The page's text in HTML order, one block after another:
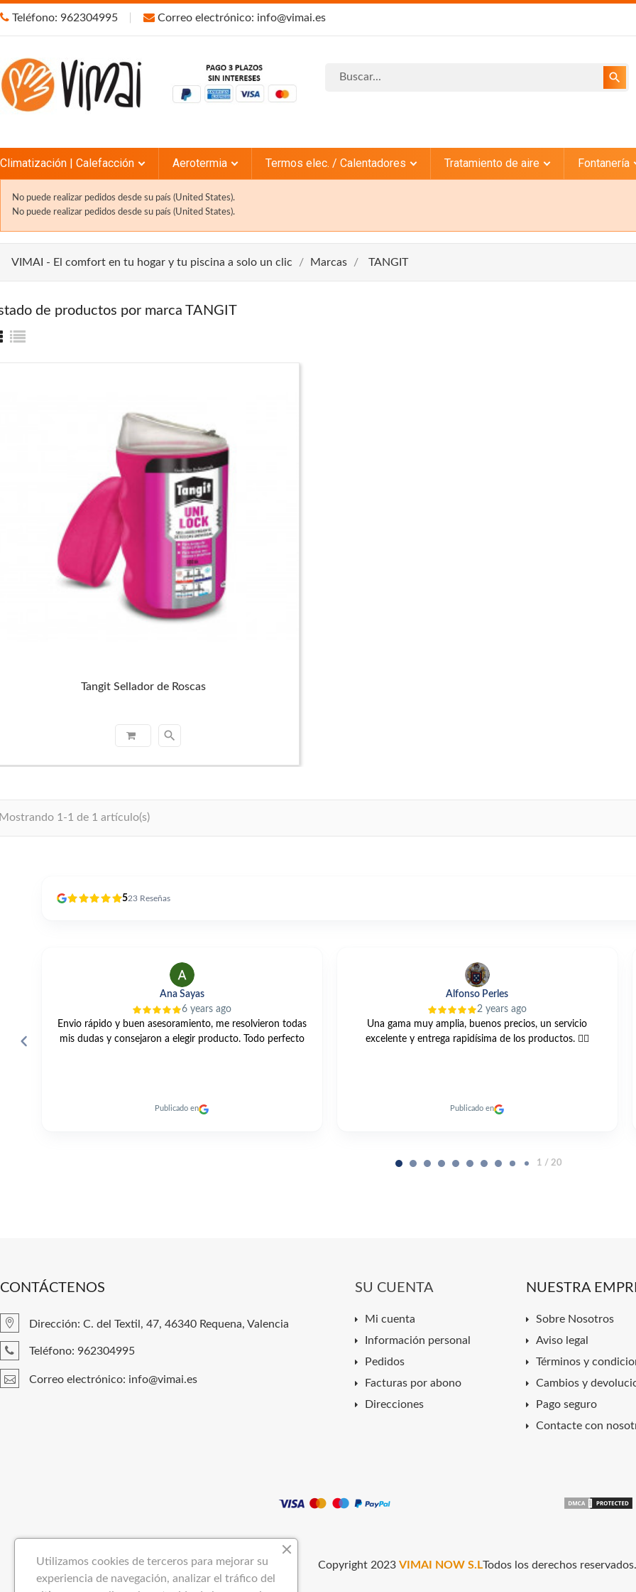
Teléfono: 962304995 Correo electrónico: info@vimai.es
search
Climatización | Calefacción Aerotermia Termos elec. / Calentadores Tratamiento de aire Fontanería
No puede realizar pedidos desde su país (United States).
No puede realizar pedidos desde su país (United States).
VIMAI - El comfort en tu hogar y tu piscina a solo un clic Marcas TANGIT
de productos por marca TANGIT
Tangit Sellador de Roscas
search
1-1 de 1 artículo(s)
523 Reseñas
asesoramiento, me resolvieron todas
a elegir producto. Todo perfecto
Una gama muy amplia, buenos precios, un servicio
excelente y entrega rapidísima de los productos. 👍🏼
Compre está bomba
web y muy buen trato
2 / 20
CONTÁCTENOS
Dirección: C. del Textil, 47, 46340 Requena, Valencia
Teléfono: 962304995
Correo electrónico: info@vimai.es
SU CUENTA
Mi cuenta
Información personal
Pedidos
Facturas por abono
Direcciones
NUESTRA
Sobre Nosotros
Aviso legal
Términos y
Cambios y
Pago seguro
Contacte con
Copyright 2023 VIMAI NOW S.LTodos los derechos reservados.
Utilizamos cookies de terceros para mejorar su
experiencia de navegación, analizar el tráfico del